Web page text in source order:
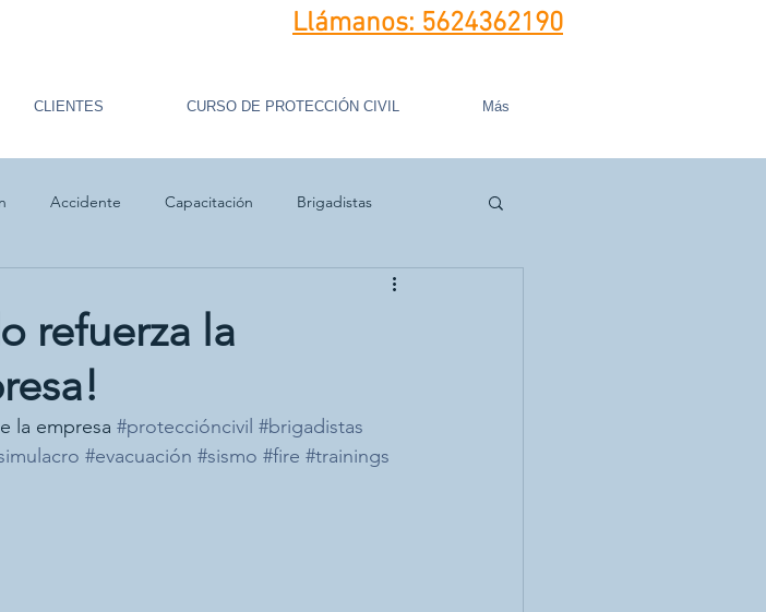
Llámanos:5624362190
CLIENTES CURSO DE PROTECCIÓN CIVIL Más
Accidente Capacitación Brigadistas
refuerza la
la empresa #proteccióncivil #brigadistas
#evacuación #sismo #fire #trainings